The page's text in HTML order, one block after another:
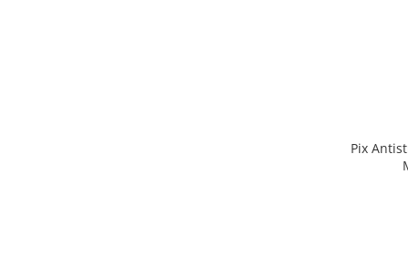
Pix